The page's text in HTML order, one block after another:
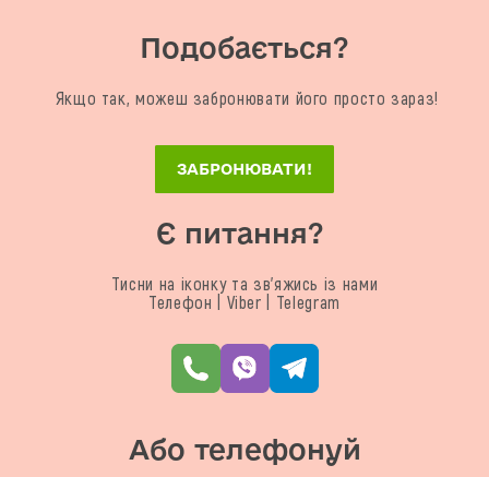
Подобається?
Якщо так, можеш забронювати його просто зараз!
ЗАБРОНЮВАТИ!
Є питання?
Тисни на іконку та зв'яжись із нами
Телефон | Viber | Telegram
Або телефонуй